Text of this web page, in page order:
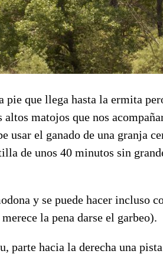
pie que llega hasta la ermita
matojos que nos
usar el ganado de una granja
de unos 40 minutos sin
y se puede hacer incluso
la pena darse el garbeo).
parte hacia la derecha una